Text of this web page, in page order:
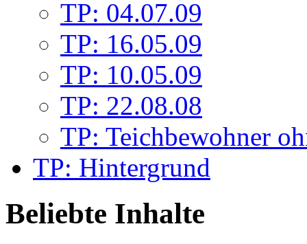
TP: 04.07.09
TP: 16.05.09
TP: 10.05.09
TP: 22.08.08
TP: Teichbewohner
TP: Hintergrund
Beliebte Inhalte